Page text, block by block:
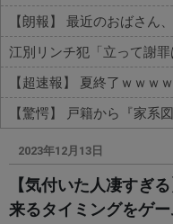
Powered by livedoor 相互
2023年12月13日
【気付いた人凄すぎ
来るタイミングをゲ